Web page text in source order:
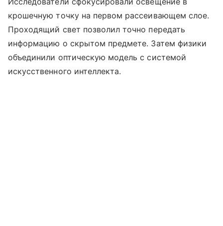
крошечную точку на первом рассеивающем слое.
Проходящий свет позволил точно передать
информацию о скрытом предмете. Затем физики
объединили оптическую модель с системой
искусственного интеллекта.